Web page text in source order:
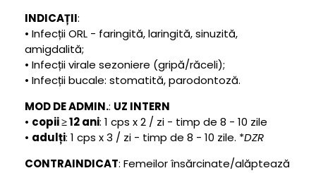
INDICAȚII:
• Infecții ORL - faringită, laringită, sinuzită,
amigdalită;
• Infecții virale sezoniere (gripă/răceli);
• Infecții bucale: stomatită, parodontoză.
MOD DE ADMIN.: UZ INTERN
• copii ≥ 12 ani: 1 cps x 2 / zi - timp de 8 - 10 zile
• adulți: 1 cps x 3 / zi - timp de 8 - 10 zile. *DZR
CONTRAINDICAT: Femeilor însărcinate/alăptează